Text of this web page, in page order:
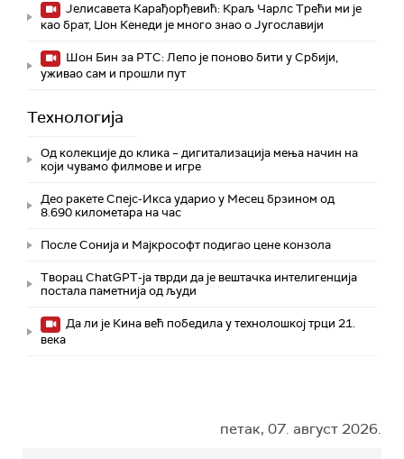
Јелисавета Карађорђевић: Краљ Чарлс Трећи ми је
као брат, Џон Кенеди је много знао о Југославији
Шон Бин за РТС: Лепо је поново бити у Србији,
уживао сам и прошли пут
Технологијa
Од колекције до клика – дигитализација мења начин на
који чувамо филмове и игре
Део ракете Спејс-Икса ударио у Месец брзином од
8.690 километара на час
После Сонија и Мајкрософт подигао цене конзола
Творац ChatGPT-ја тврди да је вештачка интелигенција
постала паметнија од људи
Да ли је Кина већ победила у технолошкој трци 21.
века
петак, 07. август 2026.